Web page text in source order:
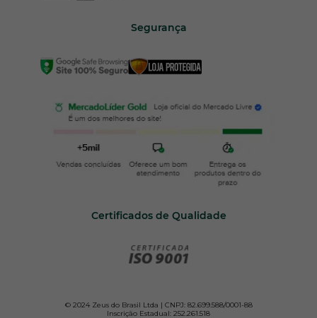
Segurança
Certificados de Qualidade
© 2024 Zeus do Brasil Ltda | CNPJ: 82.699.588/0001-88
Inscrição Estadual: 252.261.518